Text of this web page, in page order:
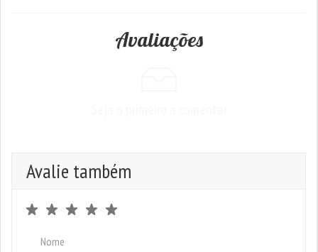
Avaliações
Avalie também